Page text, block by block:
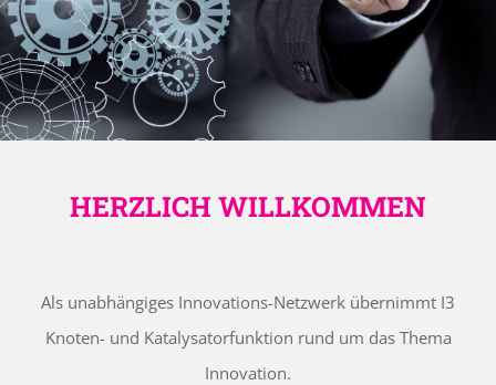
HERZLICH WILLKOMMEN
Als unabhängiges Innovations-Netzwerk übernimmt I3
Knoten- und Katalysatorfunktion rund um das Thema
Innovation.